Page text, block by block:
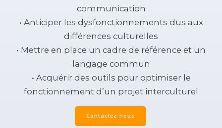
communication
• Anticiper les dysfonctionnements dus aux
différences culturelles
• Mettre en place un cadre de référence et un
langage commun
• Acquérir des outils pour optimiser le
fonctionnement d’un projet interculturel
Contactez-nous